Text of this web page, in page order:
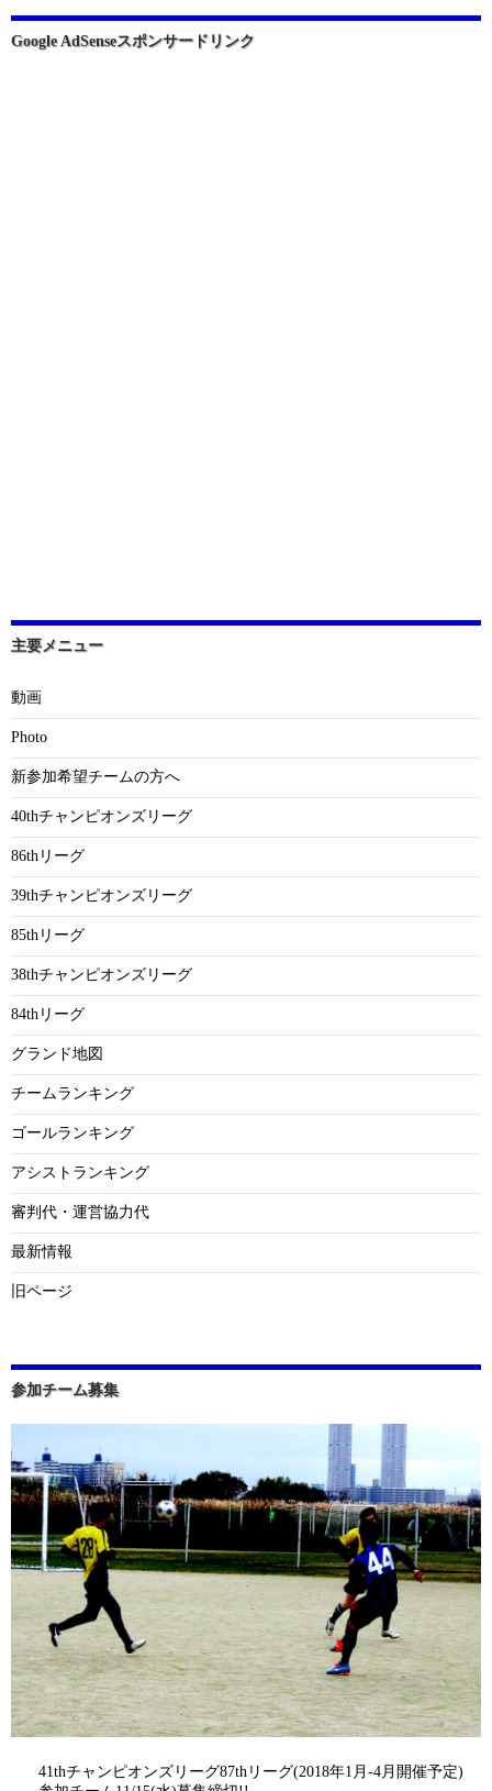
ョ
Google AdSenseスポンサードリンク
主要メニュー
動画
Photo
新参加希望チームの方へ
40thチャンピオンズリーグ
86thリーグ
39thチャンピオンズリーグ
85thリーグ
38thチャンピオンズリーグ
84thリーグ
グランド地図
チームランキング
ゴールランキング
アシストランキング
審判代・運営協力代
最新情報
旧ページ
参加チーム募集
41thチャンピオンズリーグ87thリーグ(2018年1月-4月開催予定)